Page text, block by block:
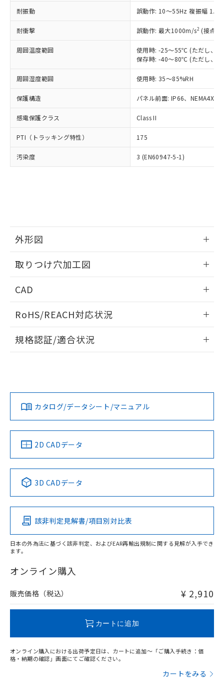
耐振動 誤動作: 10～55Hz 複振幅
耐衝撃 誤動作: 最大1000m/s2 (接点
周囲温度範囲
使用時: -25～55℃ (ただし、氷
保存時: -40～80℃ (ただし、氷
周囲湿度範囲 使用時: 35～85%RH
保護構造 パネル前面: IP66、NEMA4X,
感電保護クラス Class II
PTI（トラッキング特性） 175
汚染度 3 (EN60947-5-1)
外形図
取りつけ穴加工図
CAD
ドすることができます。
ログイン/会員登録
ダウンロードデータをご利用いただく前に、以下を必ずお読
みください。
ソフトウェアの使用条件
RoHS/REACH対応状況
EU RoHS 注意事項・凡例
対応済み
中国 RoHS 注意事項・凡例
Pb Hg Cd Cr(VI)
O
在庫等で未対応品が混在する可能性があります。
問い合わせください。
規格認証/適合状況
LR型式承認
（イギリス
船舶規格）
DNV型式承認
（ノルウェー
BV型式承認
（フランス
KR型式
（韓国
No No No No
この製品の規格認証/適合状況ページへ
その他の認証はこちらのページからご検索ください
カタログ/データシート/マニュアル
2D CADデータ
3D CADデータ
該非判定見解書/項目別対比表
日本の外為法に基づく該非判定、およびEAR再輸出規制に関する見解が入手でき
ます。
オンライン購入
販売価格（税込） ¥ 2,910
カートに追加
オンライン購入における出荷予定日は、カートに追加～「ご購入手続き：価
格・納期の確認」画面にてご確認ください。
カートをみる
正式な納期状況および標準価格はお客
様のお取引先、またはお客様担当のオ
ムロン制御機器販売店・当社販売員に
オムロン制御機器販売店や当社販売拠
販売ネットワーク
」をご確認
在庫状況および標準価格結果を当社の
示しないようお願いします。
マイパーツ機能（部品リスト作成サー
ビス）をご利用いただくには、I-Web
メンバーズにご登録されている必要が
お客様が当ウェブサイト上で当社にご
登録された部品リストについて、当社
の共同利用に関して"
の「1.共同利
指します。
ルベンジル（BBP） 1000ppm以下、フタル酸ジブチル
（DBP） 1000ppm以下、フタル酸ジイソブチル
但し、RoHS指令で産業用監視および制御機器に対する
フタル酸エステル類の４物質については閾値を超える意
図的な使用がないことを確認しています。
部品在庫の切り替え状況などにより、予定
月が前後することがあります。
※3 非含有証明書ダウンロード
51物質の非含有証明書（当社基準）
※本証明書は発行日時点で非含有を証明す
るもので、過去に遡って非含有を証明する
また、RoHS指令のフタル酸エステル類４
物質の対応では、対応完了までの期間は出
既に当社にて対応品への在庫切替を完了
していることから、特段のことがない限
り、2022年1月12日より割愛しておりま
す。
DBP(フタル酸ジブチル) : 1000ppm、 DIBP(フタル酸ジ
イソブチル) : 1000ppm、 BBP(フタル酸ブチルベンジ
「ｅ」：有害物質（10物質）のすべてが基
準値以下であることを示します。
「10」：通常の使用状況下において有害物
質が外部に漏えいし、環境に深刻な影響を
及ぼさない年数を意味します。
「－」：未確認です。当社販売部門へお問
全に破砕するなど、違法に輸出されな
いよう必要な手段を講じます。
当社は貴社製品を、核兵器、ミサイ
ル、化学兵器、生物兵器またはその他
武器並びにこれらの製造装置等に一切
当社は、貴社製品を第三者に販売する
場合は、上記1、2および3の内容を当
該第三者に通知します。また当社は、
販売先および販売に係わる関係者が違
法に輸出するおそれがある場合は、取
－
在庫なし(最新の在庫状況につ
いては、お客様のお取引先、ま
たはお客様担当のオムロン制御
機器販売店・当社販売員にご確
空
受注生産機種、また在庫状況の
情報を公開していない機種